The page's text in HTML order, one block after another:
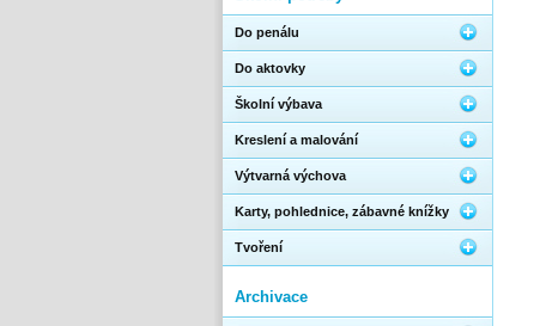
Do penálu
Do aktovky
Školní výbava
Kreslení a malování
Výtvarná výchova
Karty, pohlednice, zábavné knížky
Tvoření
Archivace